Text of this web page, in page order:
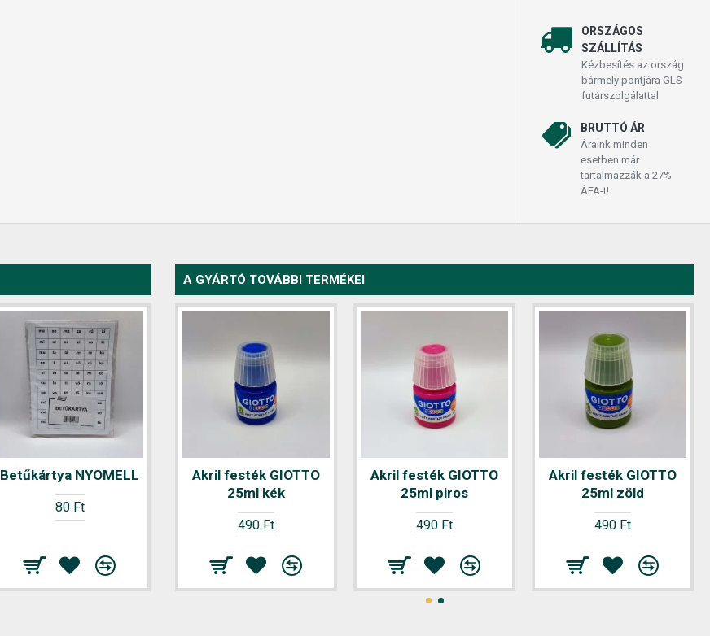
ORSZÁGOS
SZÁLLÍTÁS
Kézbesítés az ország
bármely pontjára GLS
futárszolgálattal
BRUTTÓ ÁR
Áraink minden
esetben már
tartalmazzák a 27%
ÁFA-t!
Betűkártya NYOMELL
80 Ft
Betűkivágó 2
ív/csomag
80 Ft
Betűkivágó FORTUNA
2 ív/csomag
130 Ft
A GYÁRTÓ TOVÁBBI TERMÉKEI
Akril festék GIOTTO
25ml kék
490 Ft
Akril festék GIOTTO
25ml piros
490 Ft
Akril festék GIOTTO
25ml zöld
490 Ft